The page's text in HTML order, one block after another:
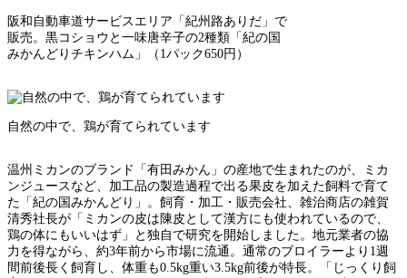
阪和自動車道サービスエリア「紀州路ありだ」で
販売。黒コショウと一味唐辛子の2種類「紀の国
みかんどりチキンハム」（1パック650円）
自然の中で、鶏が育てられています
温州ミカンのブランド「有田みかん」の産地で生まれたのが、ミカ
ンジュースなど、加工品の製造過程で出る果皮を加えた飼料で育て
た「紀の国みかんどり」。飼育・加工・販売会社、雑治商店の雑賀
清秀社長が「ミカンの皮は陳皮として漢方にも使われているので、
鶏の体にもいいはず」と独自で研究を開始しました。地元業者の協
力を得ながら、約3年前から市場に流通。通常のブロイラーより1週
間前後長く飼育し、体重も0.5kg重い3.5kg前後が特長。「じっくり飼